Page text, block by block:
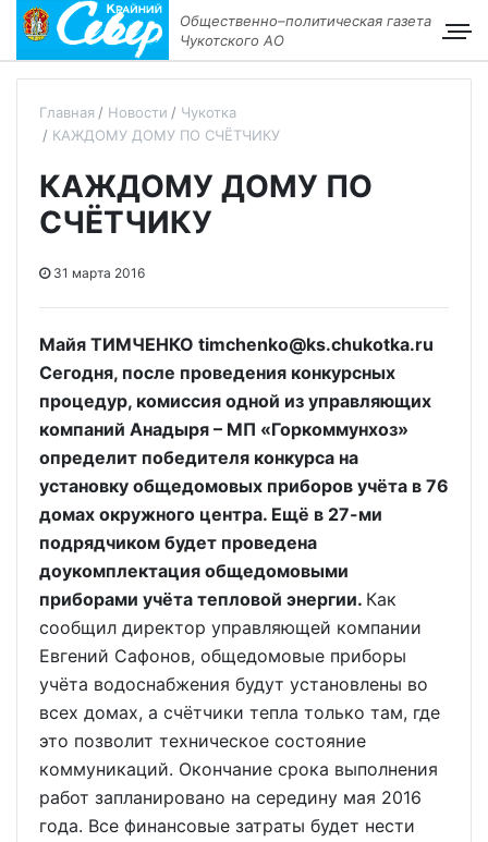
Общественно–политическая газета
Чукотского АО
Главная Новости
Чукотка
КАЖДОМУ ДОМУ ПО СЧЁТЧИКУ
КАЖДОМУ ДОМУ ПО
СЧЁТЧИКУ
31 марта 2016
Майя ТИМЧЕНКО timchenko@ks.chukotka.ru
Сегодня, после проведения конкурсных
процедур, комиссия одной из управляющих
компаний Анадыря – МП «Горкоммунхоз»
определит победителя конкурса на
установку общедомовых приборов учёта в 76
домах окружного центра. Ещё в 27-ми
подрядчиком будет проведена
доукомплектация общедомовыми
приборами учёта тепловой энергии. Как
сообщил директор управляющей компании
Евгений Сафонов, общедомовые приборы
учёта водоснабжения будут установлены во
всех домах, а счётчики тепла только там, где
это позволит техническое состояние
коммуникаций. Окончание срока выполнения
работ запланировано на середину мая 2016
года. Все финансовые затраты будет нести